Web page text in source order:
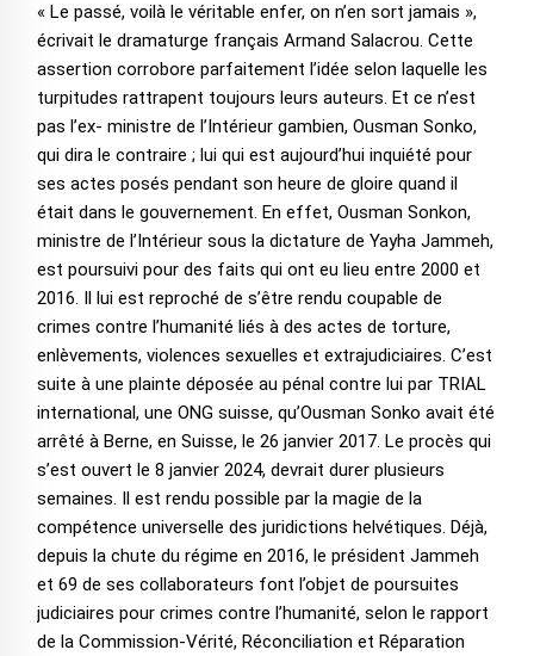
« Le passé, voilà le véritable enfer, on n’en sort jamais »,
écrivait le dramaturge français Armand Salacrou. Cette
assertion corrobore parfaitement l’idée selon laquelle les
turpitudes rattrapent toujours leurs auteurs. Et ce n’est
pas l’ex- ministre de l’Intérieur gambien, Ousman Sonko,
qui dira le contraire ; lui qui est aujourd’hui inquiété pour
ses actes posés pendant son heure de gloire quand il
était dans le gouvernement. En effet, Ousman Sonkon,
ministre de l’Intérieur sous la dictature de Yayha Jammeh,
est poursuivi pour des faits qui ont eu lieu entre 2000 et
2016. Il lui est reproché de s’être rendu coupable de
crimes contre l’humanité liés à des actes de torture,
enlèvements, violences sexuelles et extrajudiciaires. C’est
suite à une plainte déposée au pénal contre lui par TRIAL
international, une ONG suisse, qu’Ousman Sonko avait été
arrêté à Berne, en Suisse, le 26 janvier 2017. Le procès qui
s’est ouvert le 8 janvier 2024, devrait durer plusieurs
semaines. Il est rendu possible par la magie de la
compétence universelle des juridictions helvétiques. Déjà,
depuis la chute du régime en 2016, le président Jammeh
et 69 de ses collaborateurs font l’objet de poursuites
judiciaires pour crimes contre l’humanité, selon le rapport
de la Commission-Vérité, Réconciliation et Réparation